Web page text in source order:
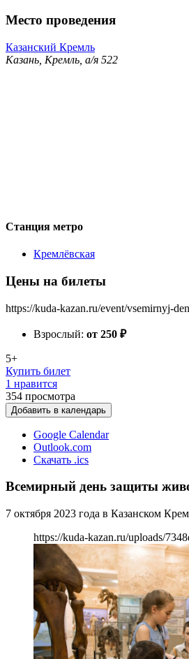
Место проведения
Казанский Кремль
Казань, Кремль, а/я 522
Станция метро
Кремлёвская
Цены на билеты
https://kuda-kazan.ru/event/vsemirnyj-
Взрослый: от 250 ₽
5+
Купить билет
1 нравится
354 просмотра
Добавить в календарь
Google Calendar
Outlook.com
Скачать .ics
Всемирный день защиты
7 октября 2023 года в Казанском
https://kuda-kazan.ru/uploads/